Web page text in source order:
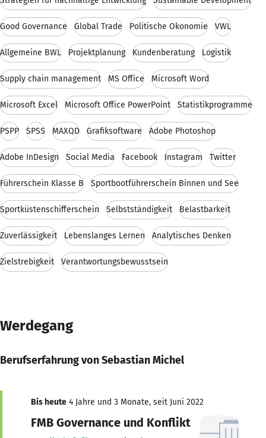
Good Governance Global Trade Politische Ökonomie VWL
Allgemeine BWL Projektplanung Kundenberatung Logistik
Supply chain management MS Office Microsoft Word
Microsoft Excel Microsoft Office PowerPoint Statistikprogramme
PSPP SPSS MAXQD Grafiksoftware Adobe Photoshop
Adobe InDesign Social Media Facebook Instagram Twitter
Führerschein Klasse B Sportbootführerschein Binnen und See
Sportküstenschifferschein Selbstständigkeit Belastbarkeit
Zuverlässigkeit Lebenslanges Lernen Analytisches Denken
Zielstrebigkeit Verantwortungsbewusstsein
Werdegang
Berufserfahrung von Sebastian Michel
Bis heute 4 Jahre und 3 Monate, seit Juni 2022
FMB Governance und Konflikt